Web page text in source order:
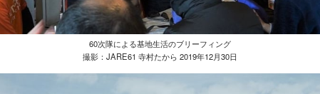
60次隊による基地生活のブリーフィング
撮影：JARE61 寺村たから 2019年12月30日